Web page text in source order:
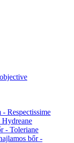
- Respectissime
Hydreane
- Toleriane
bőr -